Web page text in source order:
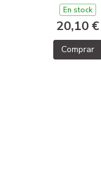
En stock
20,10 €
Comprar